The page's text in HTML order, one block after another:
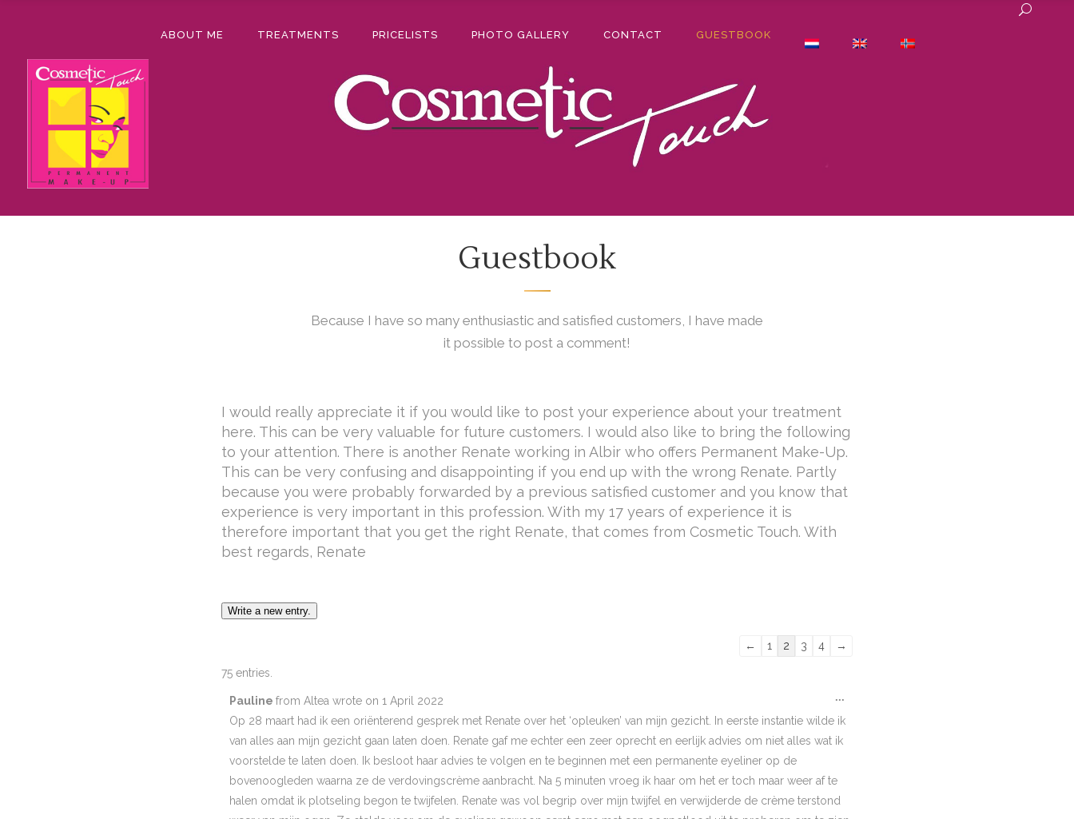
ABOUT ME TREATMENTS PRICELISTS PHOTO GALLERY CONTACT GUESTBOOK
Guestbook
Because I have so many enthusiastic and satisfied customers, I have made
it possible to post a comment!
I would really appreciate it if you would like to post your experience about your treatment
here. This can be very valuable for future customers. I would also like to bring the following
to your attention. There is another Renate working in Albir who offers Permanent Make-Up.
This can be very confusing and disappointing if you end up with the wrong Renate. Partly
because you were probably forwarded by a previous satisfied customer and you know that
experience is very important in this profession. With my 17 years of experience it is
therefore important that you get the right Renate, that comes from Cosmetic Touch. With
best regards, Renate
Guestbook
← 1 2 3 4 →
75 entries.
Pauline from Altea wrote on 1 April 2022
Op 28 maart had ik een oriënterend gesprek met Renate over het ‘opleuken’ van mijn gezicht. In eerste instantie wilde ik
van alles aan mijn gezicht gaan laten doen. Renate gaf me echter een zeer oprecht en eerlijk advies om niet alles wat ik
voorstelde te laten doen. Ik besloot haar advies te volgen en te beginnen met een permanente eyeliner op de
bovenoogleden waarna ze de verdovingscrème aanbracht. Na 5 minuten vroeg ik haar om het er toch maar weer af te
halen omdat ik plotseling begon te twijfelen. Renate was vol begrip over mijn twijfel en verwijderde de crème terstond
...
metabox.